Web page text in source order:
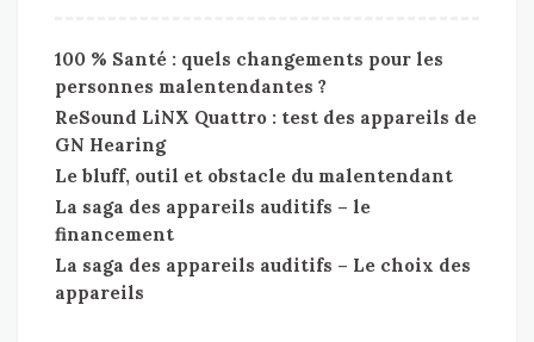
100 % Santé : quels changements pour les
personnes malentendantes ?
ReSound LiNX Quattro : test des appareils de
GN Hearing
Le bluff, outil et obstacle du malentendant
La saga des appareils auditifs – le
financement
La saga des appareils auditifs – Le choix des
appareils